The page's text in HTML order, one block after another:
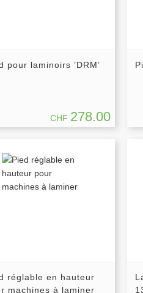
pour laminoirs ’DRM’
CHF 278.00
réglable en hauteur
machines à laminer